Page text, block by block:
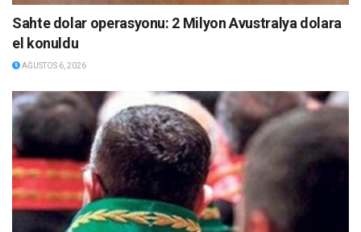
Sahte dolar operasyonu: 2 Milyon Avustralya dolara
el konuldu
AĞUSTOS 6, 2026